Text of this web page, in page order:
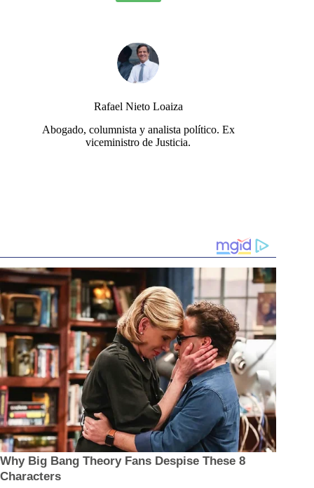
Rafael Nieto Loaiza
Abogado, columnista y analista político. Ex
viceministro de Justicia.